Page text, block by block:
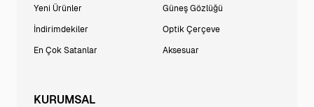
Yeni Ürünler
İndirimdekiler
En Çok Satanlar
Güneş Gözlüğü
Optik Çerçeve
Aksesuar
KURUMSAL